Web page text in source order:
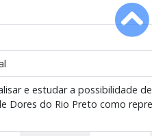
e estudar a possibilidade
Dores do Rio Preto como